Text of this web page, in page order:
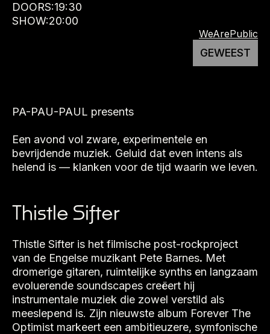
DOORS:19:30
SHOW:20:00
WeArePublic
GEWEEST
PA-PAU-PAUL presents
Een avond vol zware, experimentele en
bevrijdende muziek. Geluid dat even intens als
helend is — klanken voor de tijd waarin we leven.
Thistle Sifter
Thistle Sifter is het filmische post-rockproject
van de Engelse muzikant Pete Barnes. Met
dromerige gitaren, ruimtelijke synths en langzaam
evoluerende soundscapes creëert hij
instrumentale muziek die zowel verstild als
meeslepend is. Zijn nieuwste album Forever The
Optimist markeert een ambitieuzere, symfonische